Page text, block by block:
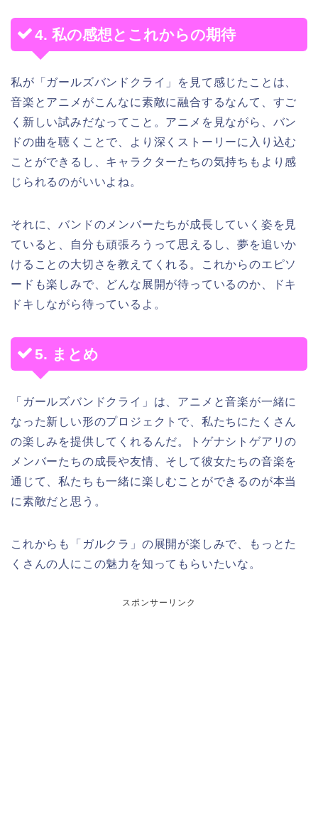
4. 私の感想とこれからの期待
私が「ガールズバンドクライ」を見て感じたことは、
音楽とアニメがこんなに素敵に融合するなんて、すご
く新しい試みだなってこと。アニメを見ながら、バン
ドの曲を聴くことで、より深くストーリーに入り込む
ことができるし、キャラクターたちの気持ちもより感
じられるのがいいよね。
それに、バンドのメンバーたちが成長していく姿を見
ていると、自分も頑張ろうって思えるし、夢を追いか
けることの大切さを教えてくれる。これからのエピソ
ードも楽しみで、どんな展開が待っているのか、ドキ
ドキしながら待っているよ。
5. まとめ
「ガールズバンドクライ」は、アニメと音楽が一緒に
なった新しい形のプロジェクトで、私たちにたくさん
の楽しみを提供してくれるんだ。トゲナシトゲアリの
メンバーたちの成長や友情、そして彼女たちの音楽を
通じて、私たちも一緒に楽しむことができるのが本当
に素敵だと思う。
これからも「ガルクラ」の展開が楽しみで、もっとた
くさんの人にこの魅力を知ってもらいたいな。
スポンサーリンク